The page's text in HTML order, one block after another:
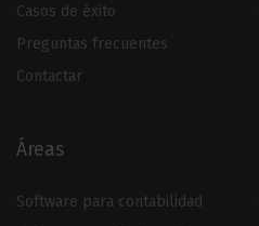
Casos de éxito
Preguntas frecuentes
Contactar
Áreas
Software para contabilidad